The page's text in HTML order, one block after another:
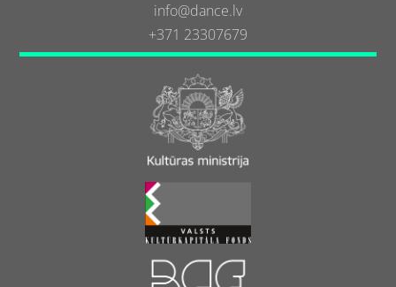
info@dance.lv
+371 23307679